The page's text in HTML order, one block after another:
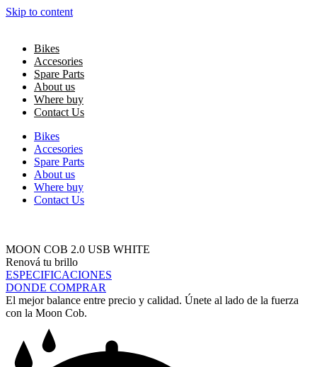
Skip to content
Bikes
Accesories
Spare Parts
About us
Where buy
Contact Us
Bikes
Accesories
Spare Parts
About us
Where buy
Contact Us
MOON COB 2.0 USB WHITE
Renová tu brillo
ESPECIFICACIONES
DONDE COMPRAR
El mejor balance entre precio y calidad. Únete al lado de la fuerza
con la Moon Cob.